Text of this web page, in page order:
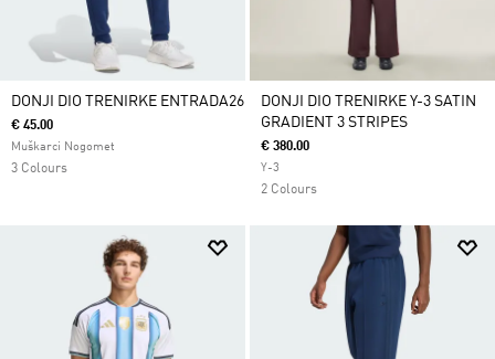
DONJI DIO TRENIRKE ENTRADA26
€ 45.00
Muškarci Nogomet
3 Colours
DONJI DIO TRENIRKE Y-3 SATIN
GRADIENT 3 STRIPES
€ 380.00
Y-3
2 Colours